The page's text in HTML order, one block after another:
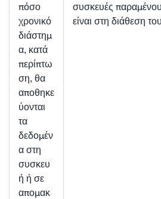
πόσο
χρονικό
διάστημ
α, κατά
περίπτω
ση, θα
αποθηκε
ύονται
τα
δεδομέν
α στη
συσκευ
ή ή σε
απομακ
συσκευές
είναι στη διάθεση